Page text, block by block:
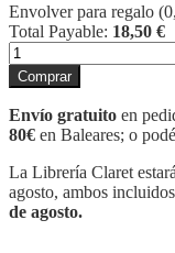
Envolver para regalo (
Total Payable: 18,50 €
UN
PAISATGE,
UNA
FLOR
cantidad
Comprar
Envío gratuito en
80€ en Baleares; o
La Librería Claret
agosto, ambos
de agosto.